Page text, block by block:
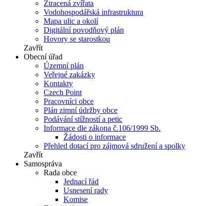
Ztracená zvířata
Vodohospodářská infrastruktura
Mapa ulic a okolí
Digitální povodňový plán
Hovory se starostkou
Zavřít
Obecní úřad
Územní plán
Veřejné zakázky
Kontakty
Czech Point
Pracovníci obce
Plán zimní údržby obce
Podávání stížností a petic
Informace dle zákona č.106/1999 Sb.
Žádosti o informace
Přehled dotací pro zájmová sdružení a spolky
Zavřít
Samospráva
Rada obce
Jednací řád
Usnesení rady
Komise